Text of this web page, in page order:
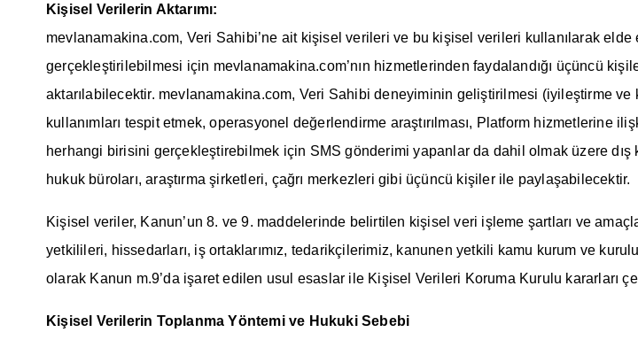
Kişisel Verilerin Aktarımı:
mevlanamakina.com, Veri Sahibi’ne ait kişisel verileri ve bu kişisel verileri kullanılarak
gerçekleştirilebilmesi için mevlanamakina.com’nın hizmetlerinden faydalandığı üçüncü
aktarılabilecektir. mevlanamakina.com, Veri Sahibi deneyiminin geliştirilmesi (iyileştirme
kullanımları tespit etmek, operasyonel değerlendirme araştırılması, Platform hizmetlerine
herhangi birisini gerçekleştirebilmek için SMS gönderimi yapanlar da dahil olmak üzere dış
hukuk büroları, araştırma şirketleri, çağrı merkezleri gibi üçüncü kişiler ile paylaşabilecektir.
Kişisel veriler, Kanun’un 8. ve 9. maddelerinde belirtilen kişisel veri işleme şartları ve
yetkilileri, hissedarları, iş ortaklarımız, tedarikçilerimiz, kanunen yetkili kamu kurum ve
olarak Kanun m.9’da işaret edilen usul esaslar ile Kişisel Verileri Koruma Kurulu kararları
Kişisel Verilerin Toplanma Yöntemi ve Hukuki Sebebi